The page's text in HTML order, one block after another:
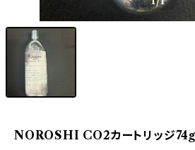
NOROSHI CO2カートリッジ74g